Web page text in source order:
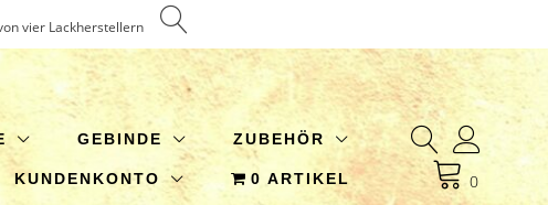
vier Lackherstellern
GEBINDE ZUBEHÖR
KUNDENKONTO 0 ARTIKEL 0